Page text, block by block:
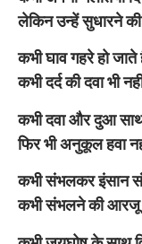
लेकिन उन्हें सुधारने
कभी घाव गहरे हो जाते
कभी दर्द की दवा भी
कभी दवा और दुआ साथ
फिर भी अनुकूल हवा
कभी संभलकर इंसान
कभी संभलने की आरजू